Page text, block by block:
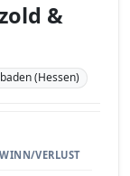
&
(Hessen)
VERLUST